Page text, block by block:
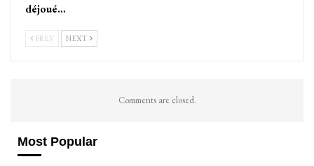
déjoué…
PREV NEXT
Comments are closed.
Most Popular